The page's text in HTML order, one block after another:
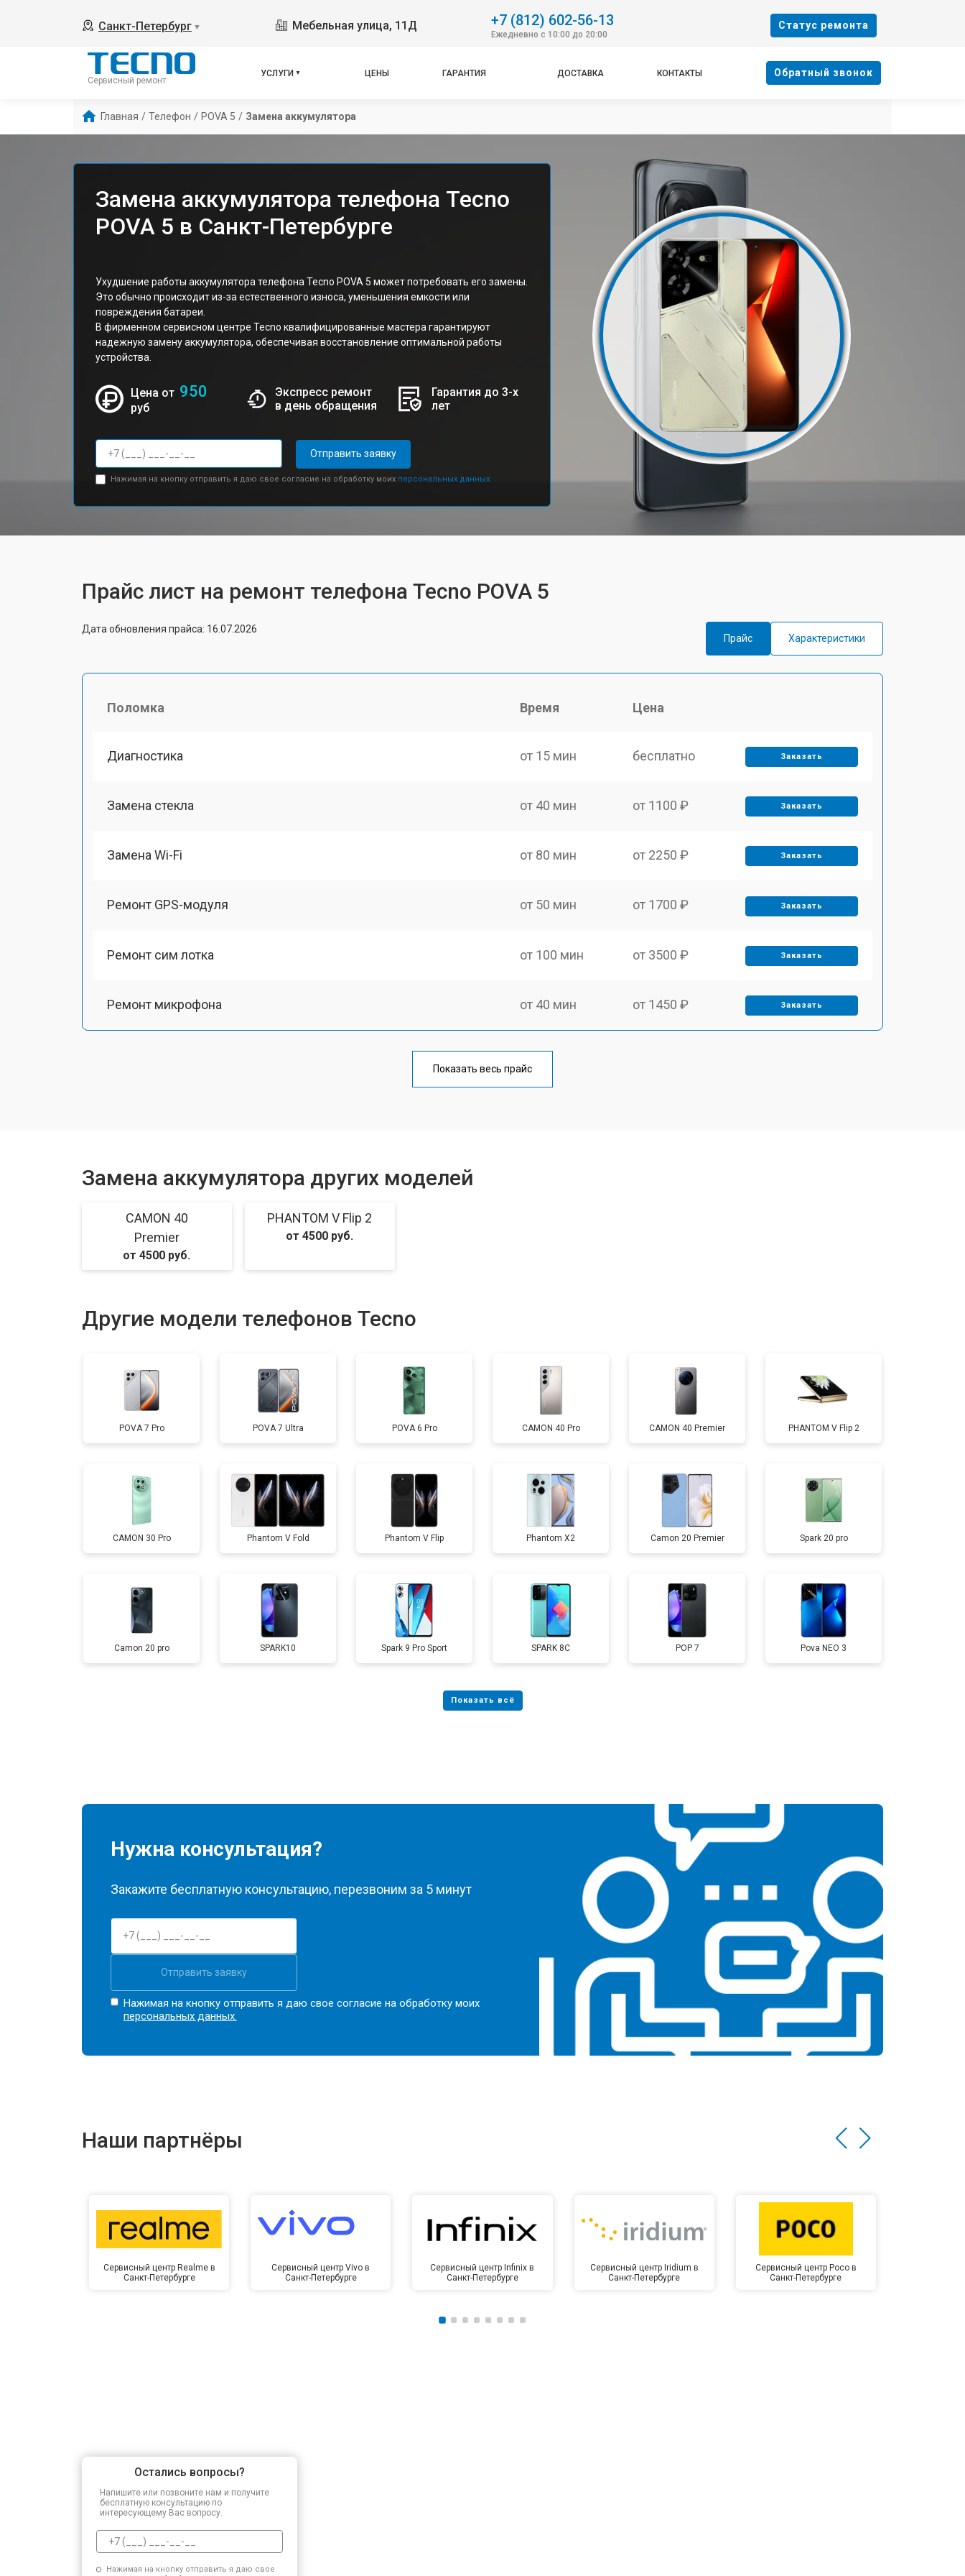
Санкт-Петербург ▼ Мебельная улица, 11Д +7 (812) 602-56-13
Ежедневно с 10:00 до 20:00
Cтатус ремонта
Сервисный ремонт
УСЛУГИ ЦЕНЫ ГАРАНТИЯ ДОСТАВКА КОНТАКТЫ Oбратный звонок
Главная / Телефон / POVA 5 / Замена аккумулятора
Замена аккумулятора телефона Tecno
POVA 5 в Санкт-Петербурге
Ухудшение работы аккумулятора телефона Tecno POVA 5 может потребовать его замены.
Это обычно происходит из-за естественного износа, уменьшения емкости или
повреждения батареи.
В фирменном сервисном центре Tecno квалифицированные мастера гарантируют
надежную замену аккумулятора, обеспечивая восстановление оптимальной работы
устройства.
Цена от 950
руб
Экспресс ремонт
в день обращения
Гарантия до 3-х
лет
Отправить заявку
Нажимая на кнопку отправить я даю свое согласие на обработку моих персональных данных.
Прайс лист на ремонт телефона Tecno POVA 5
Дата обновления прайса: 16.07.2026
Прайс
Характеристики
Поломка Время Цена
Диагностика от 15 мин бесплатно Заказать
Замена стекла от 40 мин от 1100 ₽ Заказать
Замена Wi-Fi от 80 мин от 2250 ₽ Заказать
Ремонт GPS-модуля от 50 мин от 1700 ₽ Заказать
Ремонт сим лотка от 100 мин от 3500 ₽ Заказать
Ремонт микрофона от 40 мин от 1450 ₽ Заказать
от 70 мин
Замена задней крышки
Ремонт цепи питания от 90 мин от 3200 ₽ Заказать
Показать весь прайс
Замена аккумулятора других моделей
CAMON 40
Premier
от 4500 руб.
PHANTOM V Flip 2
от 4500 руб.
Другие модели телефонов Tecno
POVA 7 Pro POVA 7 Ultra POVA 6 Pro CAMON 40 Pro CAMON 40 Premier PHANTOM V Flip 2
CAMON 30 Pro Phantom V Fold Phantom V Flip Phantom X2 Camon 20 Premier Spark 20 pro
Camon 20 pro SPARK10 Spark 9 Pro Sport SPARK 8C POP 7 Pova NEO 3
Нужна консультация?
Закажите бесплатную консультацию, перезвоним за 5 минут
Отправить заявку
Нажимая на кнопку отправить я даю свое согласие на обработку моих
персональных данных.
Наши партнёры
Сервисный центр Realme в
Санкт-Петербурге
Сервисный центр Vivo в
Санкт-Петербурге
Сервисный центр Infinix в
Санкт-Петербурге
Сервисный центр Iridium в
Санкт-Петербурге
Сервисный центр Poco в
Санкт-Петербурге
Остались вопросы?
Напишите или позвоните нам и получите
бесплатную консультацию по
интересующему Вас вопросу.
Нажимая на кнопку отправить я даю свое